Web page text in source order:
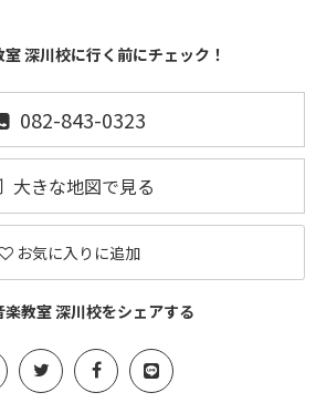
深川校に行く前にチェック！
082-843-0323
大きな地図で見る
お気に入りに追加
楽教室 深川校をシェアする